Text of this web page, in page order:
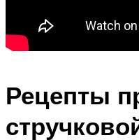
Рецепты